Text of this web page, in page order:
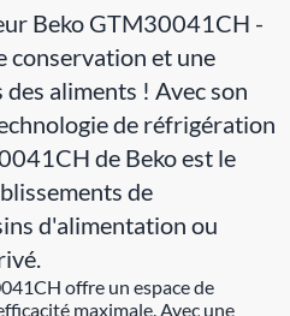
Beko GTM30041CH -
conservation et une
aliments ! Avec son
de réfrigération
de Beko est le
de
d'alimentation ou
offre un espace de
maximale. Avec une